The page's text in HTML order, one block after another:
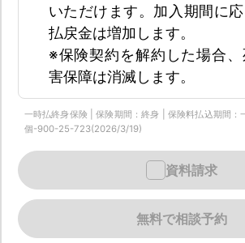
いただけます。加入期間に
払戻金は増加します。
※保険契約を解約した場合
害保障は消滅します。
一時払終身保険 | 保険期間：終身 | 保険料払込期間：
個-900-25-723(2026/3/19)
無料で相談予約
資料請求